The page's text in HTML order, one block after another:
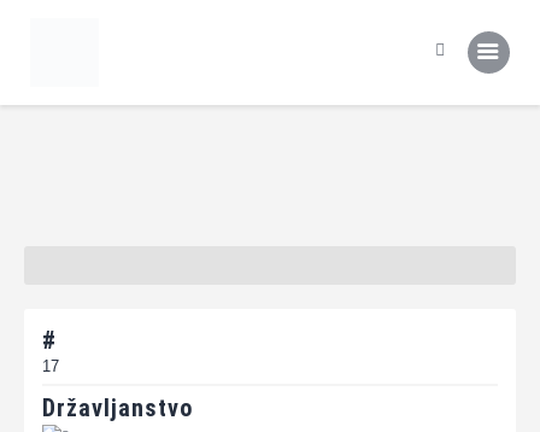
Statistika
#
17
Državljanstvo